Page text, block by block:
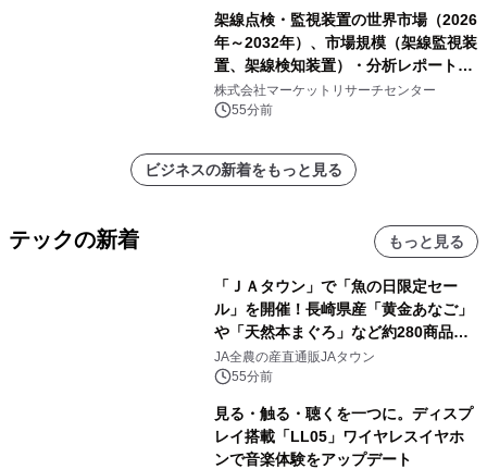
架線点検・監視装置の世界市場（2026
年～2032年）、市場規模（架線監視装
置、架線検知装置）・分析レポートを
発表
株式会社マーケットリサーチセンター
55分前
ビジネスの新着をもっと見る
テックの新着 もっと見る
「ＪＡタウン」で「魚の日限定セー
ル」を開催！長崎県産「黄金あなご」
や「天然本まぐろ」など約280商品を
販売！～毎月１０日の定例企画～
JA全農の産直通販JAタウン
55分前
見る・触る・聴くを一つに。ディスプ
レイ搭載「LL05」ワイヤレスイヤホ
ンで音楽体験をアップデート